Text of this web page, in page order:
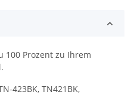
100 Prozent zu Ihrem
423BK, TN421BK,